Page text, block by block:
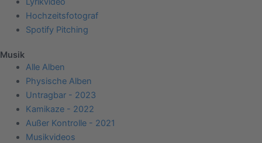
Hochzeitsfotograf
Spotify Pitching
Musik
Alle Alben
Physische Alben
Untragbar - 2023
Kamikaze - 2022
Außer Kontrolle - 2021
Musikvideos